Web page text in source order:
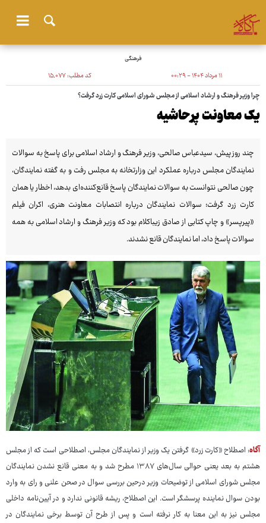
فرهنگی
۱۱ مرداد ۱۴۰۴ - ۰۰:۲۹ کد مطلب:۱۵٬۰۷۷
چرا وزیر فرهنگ و ارشاد اسلامی از مجلس شورای اسلامی کارت زرد گرفت؟
یک معاونت پرحاشیه
چند روز پیش، سیدعباس صالحی، وزیر فرهنگ و ارشاد اسلامی برای پاسخ به سوالات
نمایندگان مجلس درباره عملکرد این وزارتخانه به مجلس رفت و به گفته نمایندگان،
چون صالحی نتوانست به سوالات نمایندگان پاسخ قانع‏‌کننده‌‏ای بدهد، اخطار یا همان
کارت زرد گرفت؛ سوالات نمایندگان درباره انتصابات معاونت هنری، اکران فیلم
«پیرپسر» و چاپ کتابی از صادق زیباکلام بود که وزیر فرهنگ و ارشاد اسلامی به همه
سوالات پاسخ داد، اما نمایندگان قانع نشدند.
آگاه: اصطلاح «کارت زرد» گرفتن یک وزیر از نمایندگان مجلس، اصطلاحی است که از مجلس
هشتم به بعد یعنی حوالی سال‌های ۱۳۸۷ مطرح شد و به معنی قانع نشدن نمایندگان
مجلس شورای اسلامی از توضیحات وزیر درحین بررسی سوال در صحن علنی و رای به وارد
بودن سوال نماینده پرسشگر است. این اصطلاح، ریشه قانونی ندارد و در آیین‌نامه داخلی
مجلس نیز به این معنا به کار نرفته است و پس از طرح آن توسط برخی نمایندگان در